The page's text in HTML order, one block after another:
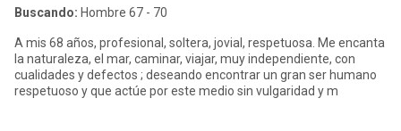
Buscando: Hombre 67 - 70
A mis 68 años, profesional, soltera, jovial, respetuosa. Me encanta
la naturaleza, el mar, caminar, viajar, muy independiente, con
cualidades y defectos ; deseando encontrar un gran ser humano
respetuoso y que actúe por este medio sin vulgaridad y m